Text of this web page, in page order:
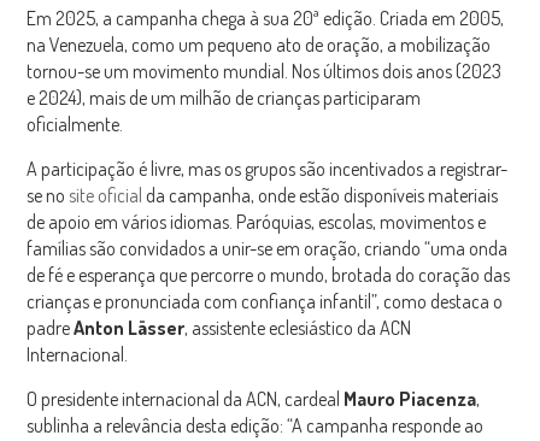
Em 2025, a campanha chega à sua 20ª edição. Criada em 2005,
na Venezuela, como um pequeno ato de oração, a mobilização
tornou-se um movimento mundial. Nos últimos dois anos (2023
e 2024), mais de um milhão de crianças participaram
oficialmente.
A participação é livre, mas os grupos são incentivados a registrar-
se nosite oficial da campanha, onde estão disponíveis materiais
de apoio em vários idiomas. Paróquias, escolas, movimentos e
famílias são convidados a unir-se em oração, criando “uma onda
de fé e esperança que percorre o mundo, brotada do coração das
crianças e pronunciada com confiança infantil”, como destaca o
padreAnton Lässer, assistente eclesiástico da ACN
Internacional.
O presidente internacional da ACN, cardeal Mauro Piacenza,
sublinha a relevância desta edição: “A campanha responde ao